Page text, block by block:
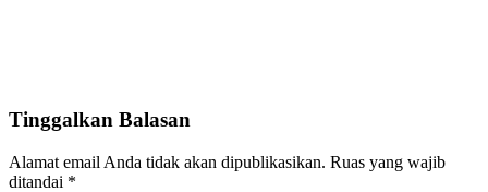
Tinggalkan Balasan
Alamat email Anda tidak akan dipublikasikan. Ruas yang wajib
ditandai *